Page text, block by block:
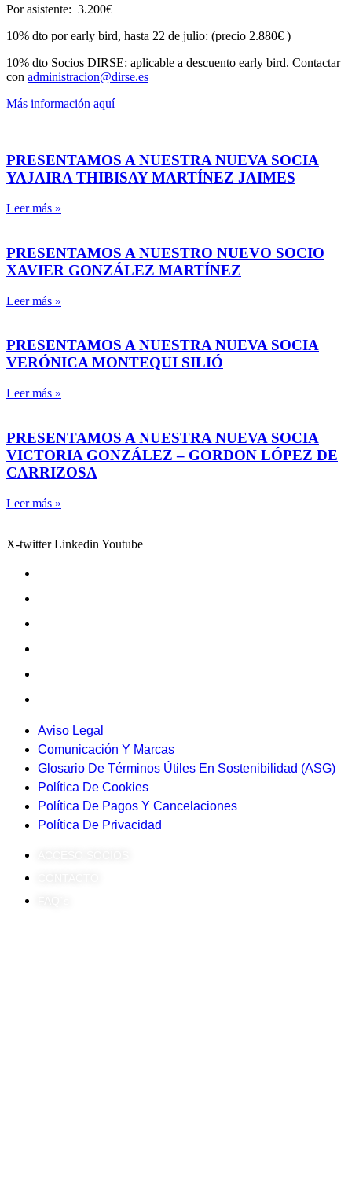
Por asistente: 3.200€
10% dto por early bird, hasta 22 de julio: (precio 2.880€ )
10% dto Socios DIRSE: aplicable a descuento early bird. Contactar
con administracion@dirse.es
Más información aquí
PRESENTAMOS A NUESTRA NUEVA SOCIA
YAJAIRA THIBISAY MARTÍNEZ JAIMES
Leer más »
PRESENTAMOS A NUESTRO NUEVO SOCIO
XAVIER GONZÁLEZ MARTÍNEZ
Leer más »
PRESENTAMOS A NUESTRA NUEVA SOCIA
VERÓNICA MONTEQUI SILIÓ
Leer más »
PRESENTAMOS A NUESTRA NUEVA SOCIA
VICTORIA GONZÁLEZ – GORDON LÓPEZ DE
CARRIZOSA
Leer más »
X-twitter Linkedin Youtube
Aviso Legal
Comunicación Y Marcas
Glosario De Términos Útiles En Sostenibilidad (ASG)
Política De Cookies
Política De Pagos Y Cancelaciones
Política De Privacidad